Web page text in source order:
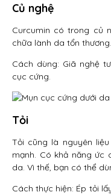
Củ nghệ
Curcumin có trong củ
chữa lành da tổn thương.
Cách dùng: Giã nghệ
cục cứng.
Tỏi
Tỏi cũng là nguyên
mạnh. Có khả năng ức
da. Vì thế, bạn có thể
Cách thực hiện: Ép tỏi